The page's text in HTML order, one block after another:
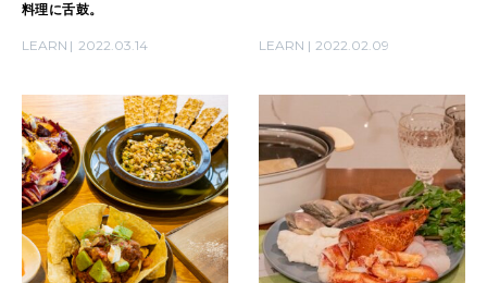
料理に舌鼓。
LEARN 2022.03.14 LEARN 2022.02.09